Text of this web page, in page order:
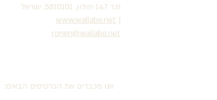
ת.ד 147 חולון, 5810101, ישראל
www.wallabe.net |
ronen@wallabe.net
אנו מכבדים את הכרטיסים הבאים: